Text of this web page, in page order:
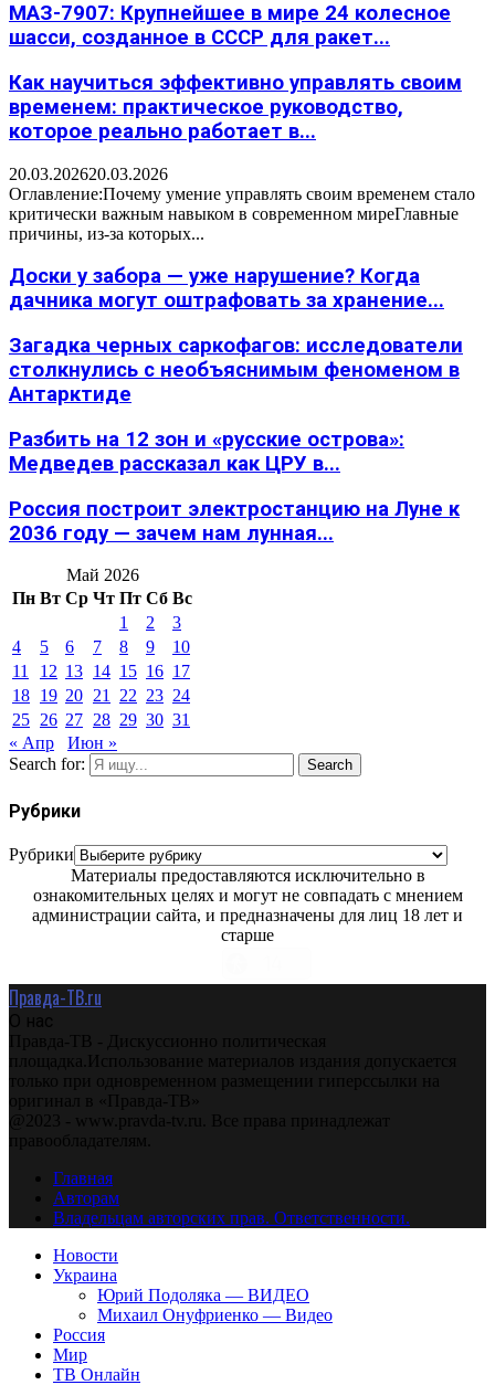
МАЗ-7907: Крупнейшее в мире 24 колесное
шасси, созданное в СССР для ракет...
Как научиться эффективно управлять своим
временем: практическое руководство,
которое реально работает в...
20.03.202620.03.2026
Оглавление:Почему умение управлять своим временем стало
критически важным навыком в современном миреГлавные
причины, из-за которых...
Доски у забора — уже нарушение? Когда
дачника могут оштрафовать за хранение...
Загадка черных саркофагов: исследователи
столкнулись с необъяснимым феноменом в
Антарктиде
Разбить на 12 зон и «русские острова»:
Медведев рассказал как ЦРУ в...
Россия построит электростанцию на Луне к
2036 году — зачем нам лунная...
Май 2026
Пн Вт Ср Чт Пт Сб Вс
1
2
3
4
5 6 7 8 9
10
11
12 13 14 15 16 17
18 19 20 21 22 23 24
25 26 27 28 29 30 31
« Апр
Июн »
Search for:
Search
Рубрики
Рубрики
Материалы предоставляются исключительно в
ознакомительных целях и могут не совпадать с мнением
администрации сайта, и предназначены для лиц 18 лет и
старше
Правда-ТВ.ru
О нас
Правда-ТВ - Дискуссионно политическая
площадка.Использование материалов издания допускается
только при одновременном размещении гиперссылки на
оригинал в «Правда-ТВ»
@2023 - www.pravda-tv.ru. Все права принадлежат
правообладателям.
Главная
Авторам
Владельцам авторских прав. Ответственности.
Новости
Украина
Юрий Подоляка — ВИДЕО
Михаил Онуфриенко — Видео
Россия
Мир
ТВ Онлайн